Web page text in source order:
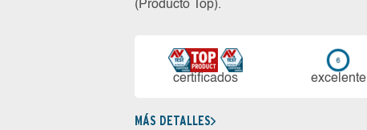
(Producto Top).
certi­ficados ex­ce­len­te
MÁS DETALLES